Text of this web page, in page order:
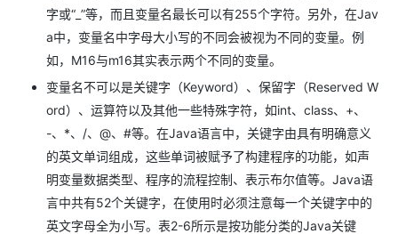
字或“_”等，而且变量名最长可以有255个字符。另外，在Jav
a中，变量名中字母大小写的不同会被视为不同的变量。例
如，M16与m16其实表示两个不同的变量。
变量名不可以是关键字（Keyword）、保留字（Reserved W
ord）、运算符以及其他一些特殊字符，如int、class、+、
-、*、/、@、#等。在Java语言中，关键字由具有明确意义
的英文单词组成，这些单词被赋予了构建程序的功能，如声
明变量数据类型、程序的流程控制、表示布尔值等。Java语
言中共有52个关键字，在使用时必须注意每一个关键字中的
英文字母全为小写。表2-6所示是按功能分类的Java关键